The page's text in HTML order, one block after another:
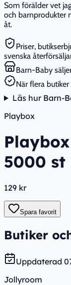
Som förälder vet
och barnprodukter
åt.
Priser,
svenska
Barn-Baby
När flera
Läs hur Barn-
Playbox
5000 st
129 kr
Spara favorit
Butiker
Uppdaterad
Jollyroom